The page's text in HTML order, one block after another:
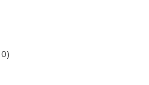
dziecka
dziecku przygotować
dla